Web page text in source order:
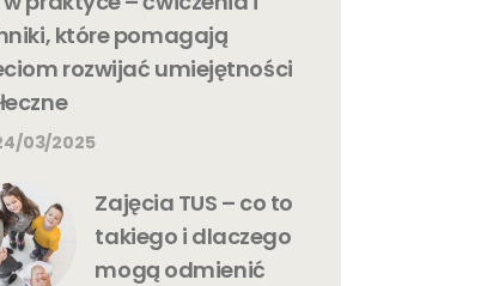
które pomagają
rozwijać umiejętności
03/2025
Zajęcia TUS – co to
takiego i dlaczego
mogą odmienić